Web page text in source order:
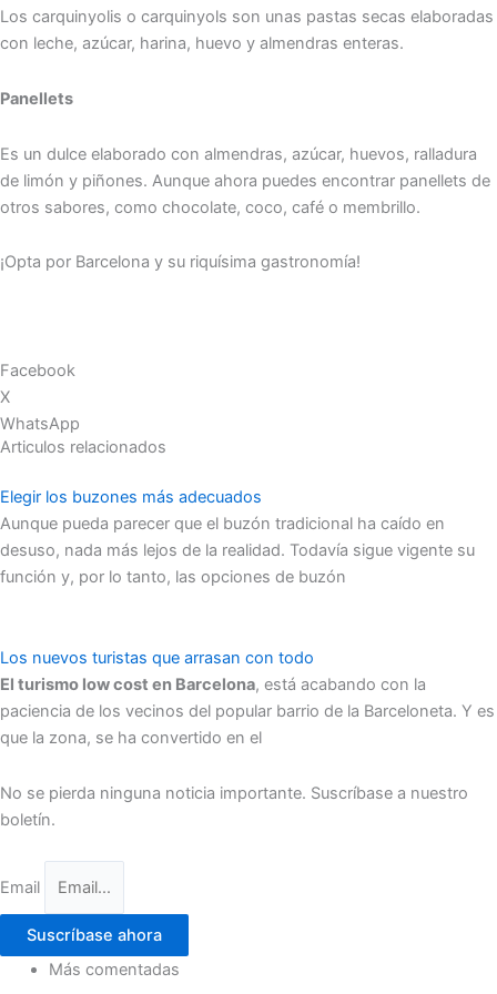
Los carquinyolis o carquinyols son unas pastas secas elaboradas
con leche, azúcar, harina, huevo y almendras enteras.
Panellets
Es un dulce elaborado con almendras, azúcar, huevos, ralladura
de limón y piñones. Aunque ahora puedes encontrar panellets de
otros sabores, como chocolate, coco, café o membrillo.
¡Opta por Barcelona y su riquísima gastronomía!
Facebook
X
WhatsApp
Articulos relacionados
Elegir los buzones más adecuados
Aunque pueda parecer que el buzón tradicional ha caído en
desuso, nada más lejos de la realidad. Todavía sigue vigente su
función y, por lo tanto, las opciones de buzón
Los nuevos turistas que arrasan con todo
El turismo low cost en Barcelona, está acabando con la
paciencia de los vecinos del popular barrio de la Barceloneta. Y es
que la zona, se ha convertido en el
No se pierda ninguna noticia importante. Suscríbase a nuestro
boletín.
Email
Suscríbase ahora
Más comentadas